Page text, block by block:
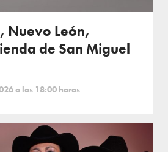
Nuevo León,
de San Miguel
a las 18:00 horas